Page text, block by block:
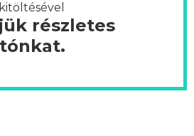
részletes